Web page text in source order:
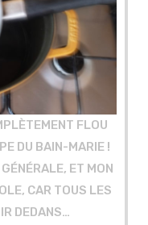
FLOU
DU BAIN-MARIE !
ET MON
CAR TOUS LES
DEDANS…